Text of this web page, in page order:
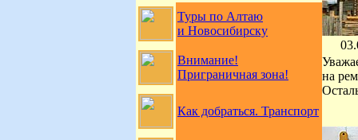
Туры по Алтаю
и Новосибирску
Внимание!
Приграничная зона!
Как добраться. Транспорт
на